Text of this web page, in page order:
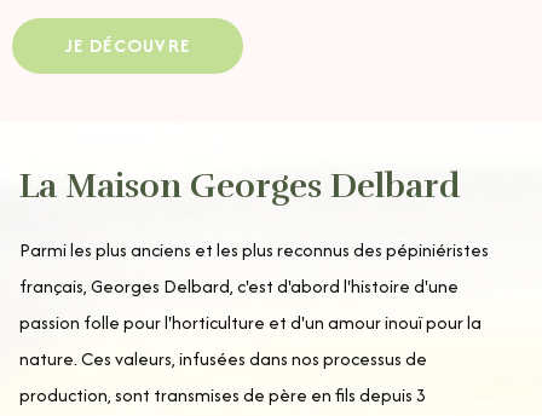
JE DÉCOUVRE
La Maison Georges Delbard
Parmi les plus anciens et les plus reconnus des pépiniéristes
français, Georges Delbard, c'est d'abord l'histoire d'une
passion folle pour l'horticulture et d'un amour inouï pour la
nature. Ces valeurs, infusées dans nos processus de
production, sont transmises de père en fils depuis 3